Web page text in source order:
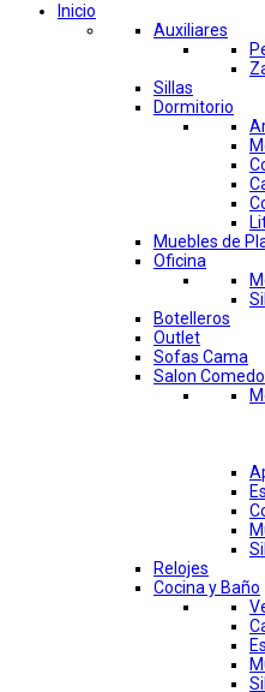
Inicio
Auxiliares
Sillas
Dormitorio
Muebles de
Oficina
Botelleros
Outlet
Sofas Cama
Salon
Relojes
Cocina y Baño